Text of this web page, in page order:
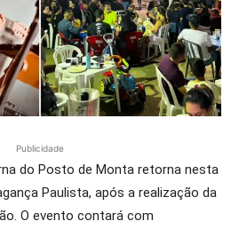
Publicidade
do Posto de Monta retorna nesta
Paulista, após a realização da
O evento contará com